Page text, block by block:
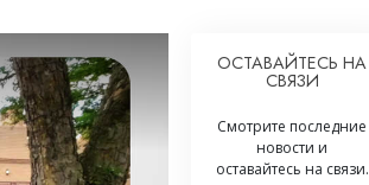
Помощь при болезнях и травмах
Целостность и честность
Супружество
Шкала эмоциональных тонов
ОСТАВАЙТЕСЬ НА
СВЯЗИ
Смотрите последние
новости и
оставайтесь на связи.